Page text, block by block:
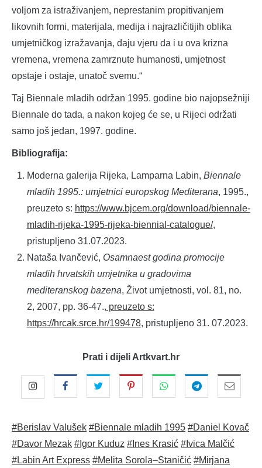
voljom za istraživanjem, neprestanim propitivanjem
likovnih formi, materijala, medija i najrazličitijih oblika
umjetničkog izražavanja, daju vjeru da i u ova krizna
vremena, vremena zamrznute humanosti, umjetnost
opstaje i ostaje, unatoč svemu.“
Taj Biennale mladih održan 1995. godine bio najopsežniji
Biennale do tada, a nakon kojeg će se, u Rijeci održati
samo još jedan, 1997. godine.
Bibliografija:
Moderna galerija Rijeka, Lamparna Labin, Biennale
mladih 1995.: umjetnici europskog Mediterana, 1995.,
preuzeto s: https://www.bjcem.org/download/biennale-
mladih-rijeka-1995-rijeka-biennial-catalogue/,
pristupljeno 31.07.2023.
Nataša Ivančević, Osamnaest godina promocije
mladih hrvatskih umjetnika u gradovima
mediteranskog bazena, Život umjetnosti, vol. 81, no.
2, 2007, pp. 36-47., preuzeto s:
https://hrcak.srce.hr/199478, pristupljeno 31. 07.2023.
Prati i dijeli Artkvart.hr
#Berislav Valušek #Biennale mladih 1995 #Daniel Kovač
#Davor Mezak #Igor Kuduz #Ines Krasić #Ivica Malčić
#Labin Art Express #Melita Sorola–Staničić #Mirjana